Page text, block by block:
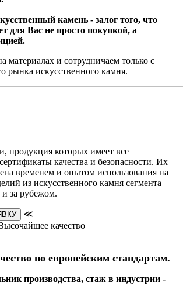
камень - залог того, что
для Вас не просто покупкой, а
и сотрудничаем только с
рынка искусственного камня.
продукция которых имеет все
качества и безопасности. Их
временем и опытом использования на
из искусственного камня сегмента
за рубежом.
≪
качество
по европейским стандартам.
производства, стаж в индустрии -